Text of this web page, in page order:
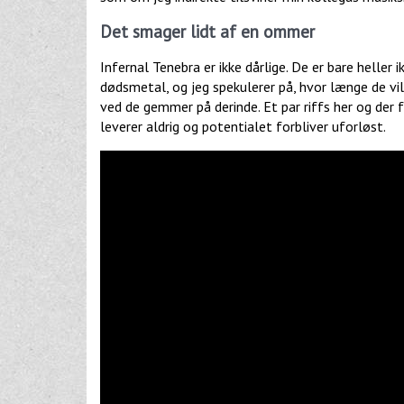
Det smager lidt af en ommer
Infernal Tenebra er ikke dårlige. De er bare
dødsmetal, og jeg spekulerer på, hvor længe de
ved de gemmer på derinde. Et par riffs her og
leverer aldrig og potentialet forbliver uforløst.